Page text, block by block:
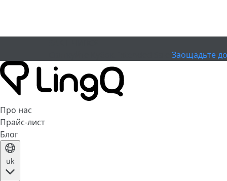
Заощадьте
Про нас
Прайс-лист
Блог
uk